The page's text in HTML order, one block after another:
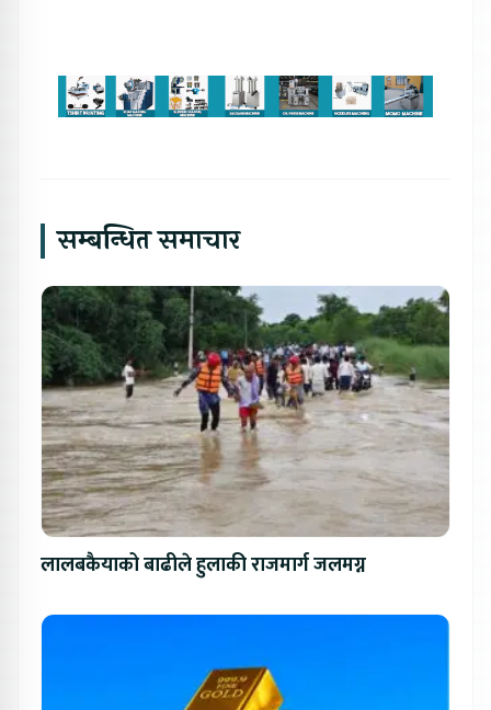
सम्बन्धित समाचार
लालबकैयाको बाढीले हुलाकी राजमार्ग जलमग्न